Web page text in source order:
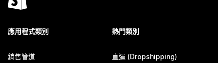
應用程式類別
銷售管道
熱門類別
直運 (Dropshipping)